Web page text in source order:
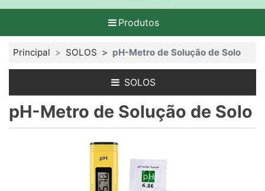
Produtos
Principal SOLOS pH-Metro de Solução de Solo
SOLOS
pH-Metro de Solução de Solo